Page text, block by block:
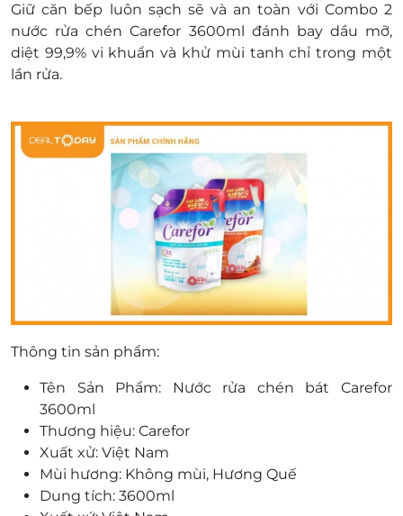
Giữ căn bếp luôn sạch sẽ và an toàn với Combo 2
nước rửa chén Carefor 3600ml đánh bay dầu mỡ,
diệt 99,9% vi khuẩn và khử mùi tanh chỉ trong một
lần rửa.
Thông tin sản phẩm:
Tên Sản Phẩm: Nước rửa chén bát Carefor
3600ml
Thương hiệu: Carefor
Xuất xử: Việt Nam
Mùi hương: Không mùi, Hương Quế
Dung tích: 3600ml